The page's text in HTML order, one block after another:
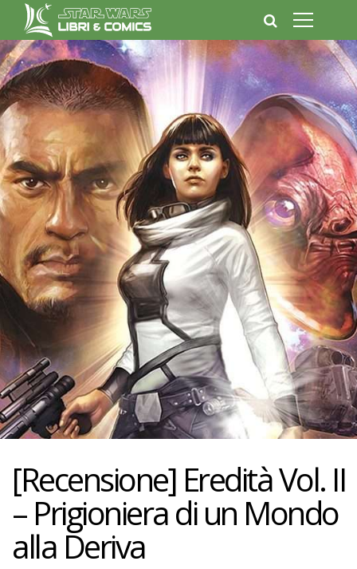
[Recensione] Eredità Vol. II
– Prigioniera di un Mondo
alla Deriva